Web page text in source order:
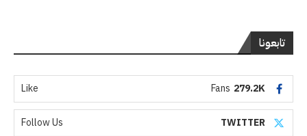
تابعونا
279.2K
Fans
Like
TWITTER
Follow Us